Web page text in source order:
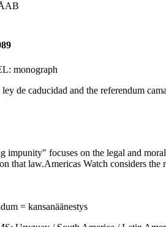
monograph
de caducidad and the referendum
focuses on the legal and
that law.Americas Watch considers the
= kansanäänestys